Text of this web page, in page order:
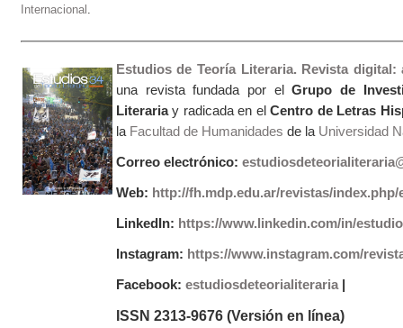
Internacional
Estudios de Teoría Literaria. Revista
una revista fundada por elGrupo de
Literariay radicada en elCentro de Letras
la Facultad de Humanidades de laUniversidad
Correo electrónico:
Web: http://fh.mdp.edu.ar/revistas/index.php/
LinkedIn: https://www.linkedin.com/in/
Instagram: https://www.instagram.com/
Facebook: estudiosdeteorialiteraria|
ISSN 2313-9676 (Versión en línea)